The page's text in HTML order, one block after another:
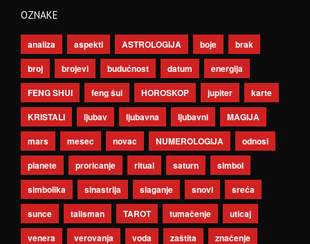
OZNAKE
analiza aspekti ASTROLOGIJA boje
brak
broj
brojevi budućnost datum
energija
FENG SHUI
feng šui HOROSKOP jupiter
karte
KRISTALI
ljubav ljubavna ljubavni
MAGIJA
mars
mesec novac NUMEROLOGIJA
odnosi
planete
proricanje ritual saturn
simbol
simbolika
sinastrija slaganje snovi
sreća
sunce
talisman TAROT tumačenje
uticaj
venera
verovanja voda zaštita značenje